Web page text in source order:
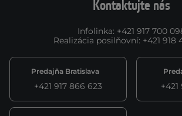
Kontaktujte nás
Infolinka: +421 917 700
Realizácia posilňovní: +421 918
Predajňa Bratislava
+421 917 866 623